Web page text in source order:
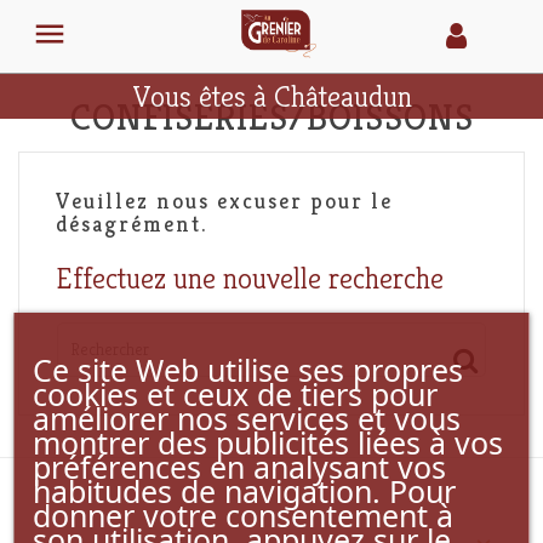

Ce site Web utilise ses propres
cookies et ceux de tiers pour
améliorer nos services et vous
montrer des publicités liées à vos
préférences en analysant vos
habitudes de navigation. Pour
donner votre consentement à
Vous êtes à Châteaudun
CONFISERIES/BOISSONS
Veuillez nous excuser pour le
désagrément.
Effectuez une nouvelle recherche